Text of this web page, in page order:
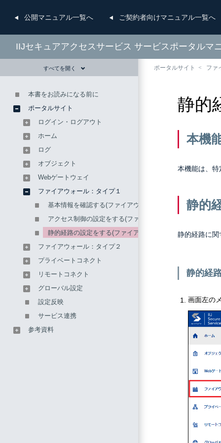
公開マニュアル一覧へ ご契約者向けマニュアル一覧へ
IIJセキュアアクセスサービス サービスポータルマ
ポータルサイト ファ
静的
本機
本機能は、
静的
静的経路に
静的経
画面左の
すべてを開く
本書をお読みになる前に
ポータルサイト
ログイン・ログアウト
ホーム
ログ
オブジェクト
Webゲートウェイ
ファイアウォール：タイプ１
基本情報を確認する(ファイアウォール：タイプ1)
アクセス制御の設定をする(ファイアウォール：タイプ1)
静的経路の設定をする(ファイアウォール：タイプ1)
ファイアウォール：タイプ２
プライベートコネクト
リモートコネクト
グローバル設定
設定反映
サービス連携
参考資料